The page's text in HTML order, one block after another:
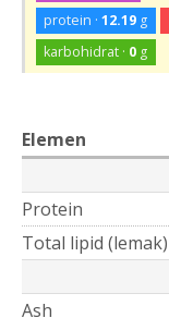
protein ·12.19 g
karbohidrat · 0 g
Elemen
Protein
Total lipid (lemak)
Ash